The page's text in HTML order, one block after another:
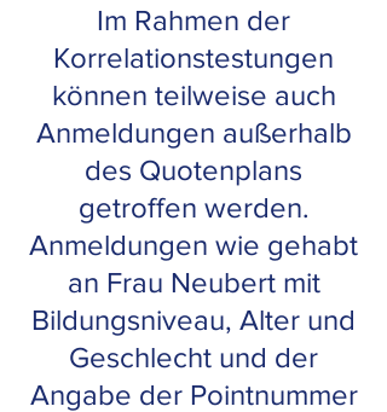
Im Rahmen der
Korrelationstestungen
können teilweise auch
Anmeldungen außerhalb
des Quotenplans
getroffen werden.
Anmeldungen wie gehabt
an Frau Neubert mit
Bildungsniveau, Alter und
Geschlecht und der
Angabe der Pointnummer